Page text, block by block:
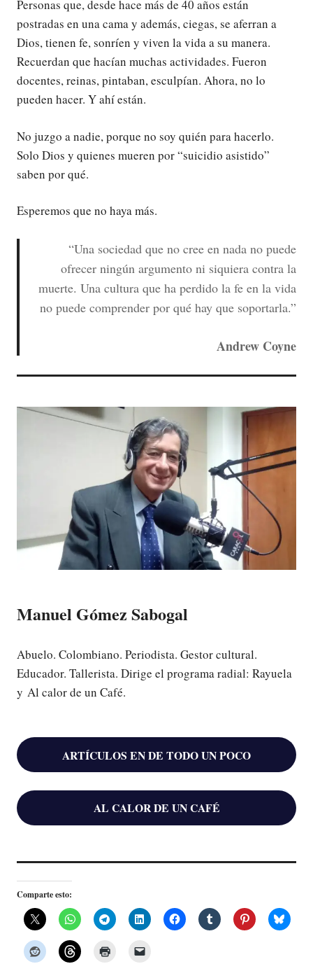
Personas que, desde hace más de 40 años están
postradas en una cama y además, ciegas, se aferran a
Dios, tienen fe, sonríen y viven la vida a su manera.
Recuerdan que hacían muchas actividades. Fueron
docentes, reinas, pintaban, esculpían. Ahora, no lo
pueden hacer. Y ahí están.
No juzgo a nadie, porque no soy quién para hacerlo.
Solo Dios y quienes mueren por “suicidio asistido”
saben por qué.
Esperemos que no haya más.
“Una sociedad que no cree en nada no puede
ofrecer ningún argumento ni siquiera contra la
muerte. Una cultura que ha perdido la fe en la vida
no puede comprender por qué hay que soportarla.”
Andrew Coyne
Manuel Gómez Sabogal
Abuelo. Colombiano. Periodista. Gestor cultural.
Educador. Tallerista. Dirige el programa radial: Rayuela
y Al calor de un Café.
ARTÍCULOS EN DE TODO UN POCO
AL CALOR DE UN CAFÉ
Comparte esto: